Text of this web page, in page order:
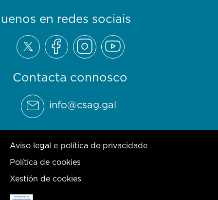
Contacta connosco
info@csag.gal
en redes sociais
Aviso legal e política de privacidade
Política de cookies
Xestión de cookies